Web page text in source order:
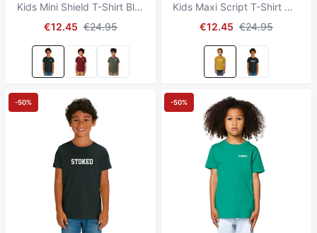
Kids Mini Shield T-Shirt Black
€12.45 €24.95
Kids Maxi Script T-Shirt Ochre
€12.45 €24.95
-50% -50%